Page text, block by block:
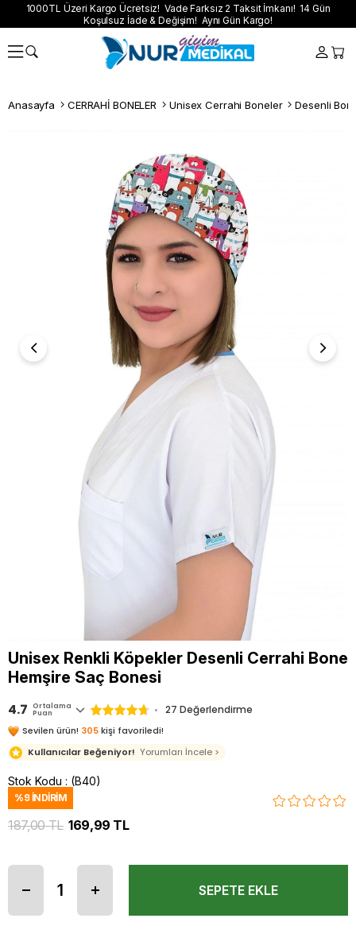
1000TL Üzeri Kargo Ücretsiz! Vade Farksız 2 Taksit İmkanı! 14 Gün
Koşulsuz İade & Değişim! Aynı Gün Kargo!
Anasayfa CERRAHİ BONELER Unisex Cerrahi Boneler Desenli
Unisex Renkli Köpekler Desenli Cerrahi Bone
Hemşire Saç Bonesi
4.7 Ortalama
Puan 27 Değerlendirme
Sevilen ürün! 305kişi favoriledi!
Kullanıcılar Beğeniyor! Yorumları İncele >
Stok Kodu (B40)
%9 İNDIRIM
187,00 TL 169,99 TL